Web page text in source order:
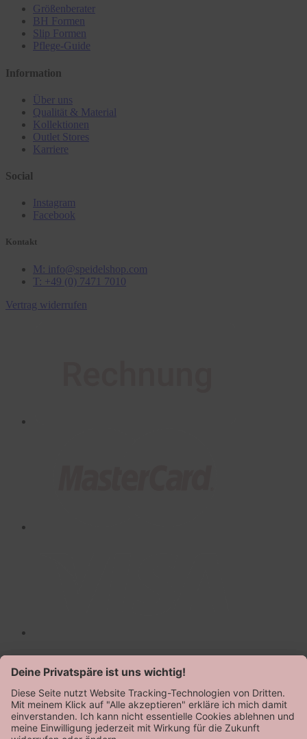
Größenberater
BH Formen
Slip Formen
Pflege-Guide
Information
Über uns
Qualität & Material
Kollektionen
Outlet Stores
Karriere
Social
Instagram
Facebook
Kontakt
M: info@speidelshop.com
T: +49 (0) 7471 7010
Vertrag widerrufen